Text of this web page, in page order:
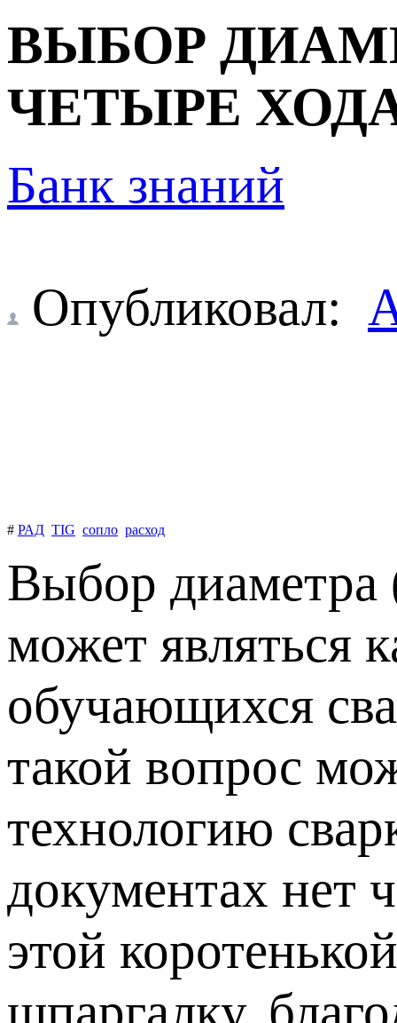
ВЫБОР
ЧЕТЫРЕ
Банк знаний
Опубликовал:
# РАД TIG сопло расход
Выбор диаметра
может являться
обучающихся
такой вопрос
технологию
документах нет
этой